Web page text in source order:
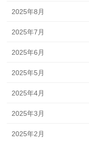
2025年8月
2025年7月
2025年6月
2025年5月
2025年4月
2025年3月
2025年2月